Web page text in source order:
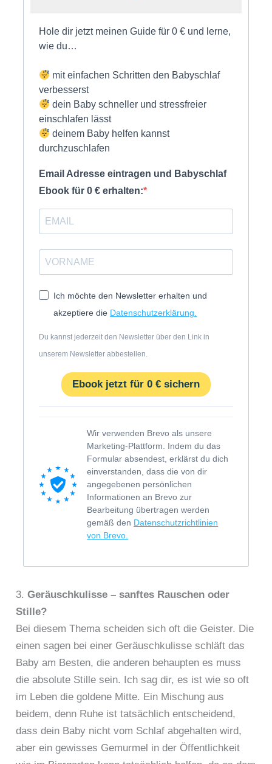
Hole dir jetzt meinen Guide für 0 € und lerne,
wie du…
mit einfachen Schritten den Babyschlaf
verbesserst
dein Baby schneller und stressfreier
einschlafen lässt
deinem Baby helfen kannst
durchzuschlafen
Email Adresse eintragen und Babyschlaf
Ebook für 0 € erhalten:
Ich möchte den Newsletter erhalten und
akzeptiere die Datenschutzerklärung.
Du kannst jederzeit den Newsletter über den Link in
unserem Newsletter abbestellen.
Ebook jetzt für 0 € sichern
Wir verwenden Brevo als unsere
Marketing-Plattform. Indem du das
Formular absendest, erklärst du dich
einverstanden, dass die von dir
angegebenen persönlichen
Informationen an Brevo zur
Bearbeitung übertragen werden
gemäß den Datenschutzrichtlinien
von Brevo.
3.Geräuschkulisse – sanftes Rauschen oder
Stille?
Bei diesem Thema scheiden sich oft die Geister. Die
einen sagen bei einer Geräuschkulisse schläft das
Baby am Besten, die anderen behaupten es muss
die absolute Stille sein. Ich sag dir, es ist wie so oft
im Leben die goldene Mitte. Ein Mischung aus
beidem, denn Ruhe ist tatsächlich entscheidend,
dass dein Baby nicht vom Schlaf abgehalten wird,
aber ein gewisses Gemurmel in der Öffentlichkeit